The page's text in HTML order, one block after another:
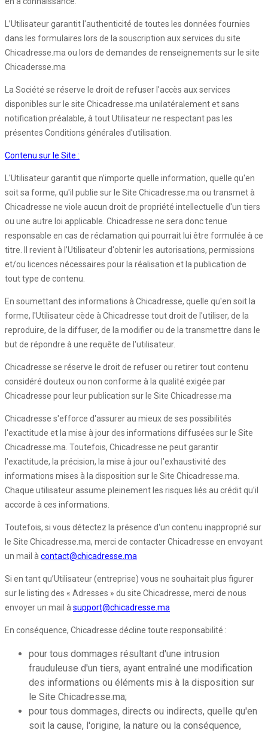
L’Utilisateur garantit l'authenticité de toutes les données fournies
dans les formulaires lors de la souscription aux services du site
Chicadresse.ma ou lors de demandes de renseignements sur le site
Chicadersse.ma
La Société se réserve le droit de refuser l'accès aux services
disponibles sur le site Chicadresse.ma unilatéralement et sans
notification préalable, à tout Utilisateur ne respectant pas les
présentes Conditions générales d'utilisation.
Contenu sur le Site :
L'Utilisateur garantit que n'importe quelle information, quelle qu'en
soit sa forme, qu'il publie sur le Site Chicadresse.ma ou transmet à
Chicadresse ne viole aucun droit de propriété intellectuelle d'un tiers
ou une autre loi applicable. Chicadresse ne sera donc tenue
responsable en cas de réclamation qui pourrait lui être formulée à ce
titre. Il revient à l’Utilisateur d'obtenir les autorisations, permissions
et/ou licences nécessaires pour la réalisation et la publication de
tout type de contenu.
En soumettant des informations à Chicadresse, quelle qu'en soit la
forme, l'Utilisateur cède à Chicadresse tout droit de l'utiliser, de la
reproduire, de la diffuser, de la modifier ou de la transmettre dans le
but de répondre à une requête de l'utilisateur.
Chicadresse se réserve le droit de refuser ou retirer tout contenu
considéré douteux ou non conforme à la qualité exigée par
Chicadresse pour leur publication sur le Site Chicadresse.ma
Chicadresse s'efforce d'assurer au mieux de ses possibilités
l'exactitude et la mise à jour des informations diffusées sur le Site
Chicadresse.ma. Toutefois, Chicadresse ne peut garantir
l'exactitude, la précision, la mise à jour ou l'exhaustivité des
informations mises à la disposition sur le Site Chicadresse.ma.
Chaque utilisateur assume pleinement les risques liés au crédit qu'il
accorde à ces informations.
Toutefois, si vous détectez la présence d'un contenu inapproprié sur
le Site Chicadresse.ma, merci de contacter Chicadresse en envoyant
un mail àcontact@chicadresse.ma
Si en tant qu’Utilisateur (entreprise) vous ne souhaitait plus figurer
sur le listing des « Adresses » du site Chicadresse, merci de nous
envoyer un mail àsupport@chicadresse.ma
En conséquence, Chicadresse décline toute responsabilité :
pour tous dommages résultant d'une intrusion
frauduleuse d'un tiers, ayant entraîné une modification
des informations ou éléments mis à la disposition sur
le Site Chicadresse.ma;
pour tous dommages, directs ou indirects, quelle qu'en
soit la cause, l'origine, la nature ou la conséquence,